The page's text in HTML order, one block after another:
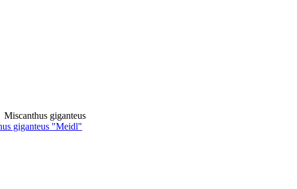
Miscanthus giganteus
giganteus "Meidl"